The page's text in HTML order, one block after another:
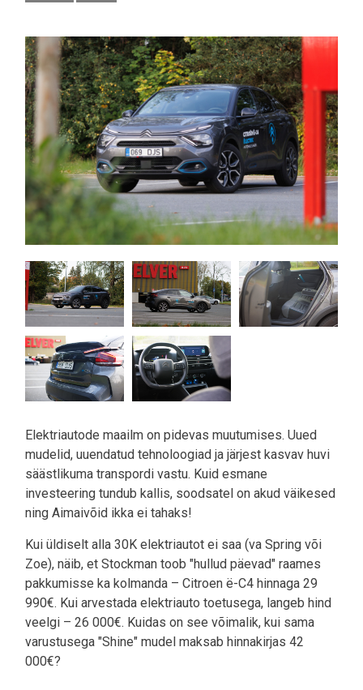
Pilt
Elektriautode maailm on pidevas muutumises. Uued
mudelid, uuendatud tehnoloogiad ja järjest kasvav huvi
säästlikuma transpordi vastu. Kuid esmane
investeering tundub kallis, soodsatel on akud väikesed
ning Aimaivõid ikka ei tahaks!
Kui üldiselt alla 30K elektriautot ei saa (va Spring või
Zoe), näib, et Stockman toob "hullud päevad" raames
pakkumisse ka kolmanda – Citroen ë-C4 hinnaga 29
990€. Kui arvestada elektriauto toetusega, langeb hind
veelgi – 26 000€. Kuidas on see võimalik, kui sama
varustusega "Shine" mudel maksab hinnakirjas 42
000€?